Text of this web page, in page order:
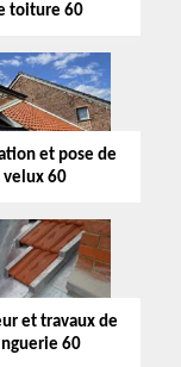
toiture 60
et pose de
velux 60
et travaux de
60